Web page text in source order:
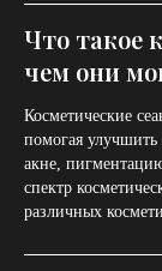
Что такое
чем они
Косметические
помогая улучшить
акне,
спектр
различных